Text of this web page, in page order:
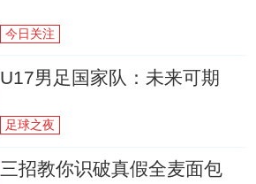
今日关注
U17男足国家队：未来可期
足球之夜
三招教你识破真假全麦面包